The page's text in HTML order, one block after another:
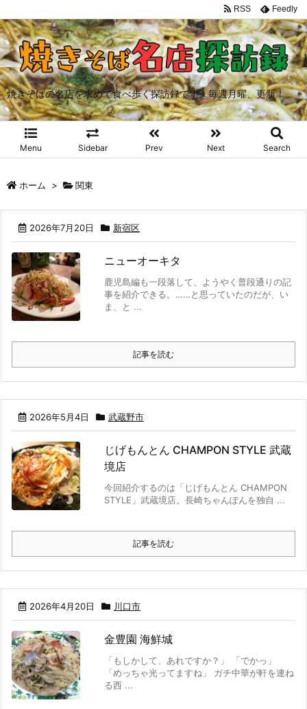
焼きそばの名店を求めて食べ歩く探訪録です。毎週月曜、更新！
Menu Sidebar Prev Next Search
RSS Feedly
ホーム > 関東
2026年7月20日 新宿区
ニューオーキタ
鹿児島編も一段落して、ようやく普段通りの記
事を紹介できる。……と思っていたのだが、い
ま、と ...
記事を読む
2026年5月4日 武蔵野市
じげもんとん CHAMPON STYLE 武蔵
境店
今回紹介するのは「じげもんとん CHAMPON
STYLE」武蔵境店。長崎ちゃんぽんを独自 ...
記事を読む
2026年4月20日 川口市
金豊園 海鮮城
「もしかして、あれですか？」 「でかっ」
「めっちゃ光ってますね」 ガチ中華が軒を連ね
る西 ...